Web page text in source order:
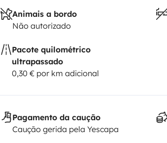
Animais a bordo
Não autorizado
Pacote quilométrico
ultrapassado
0,30 € por km adicional
Pagamento da caução
Caução gerida pela Yescapa